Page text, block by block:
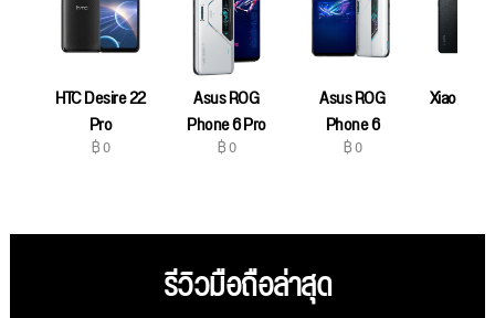
HTC Desire 22
Pro
฿ 0
Asus ROG
Phone 6 Pro
฿ 0
Asus ROG
Phone 6
฿ 0
Xiaomi
รีวิวมือถือล่าสุด